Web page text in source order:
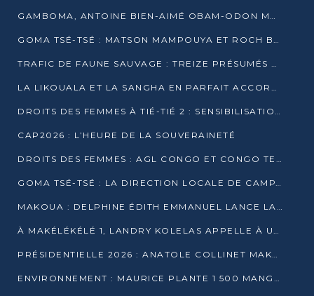
GAMBOMA, ANTOINE BIEN-AIMÉ OBAM-ODON MOBILISE LES 32 148 ÉLECTEURS EN FAVEUR DE DENIS SASSOU NGUESSO
GOMA TSÉ-TSÉ : MATSON MAMPOUYA ET ROCH BREDIN BISSALA NKOUNKOU EN CAMPAGNE DE PROXIMITÉ
TRAFIC DE FAUNE SAUVAGE : TREIZE PRÉSUMÉS TRAFIQUANTS INTERPELLÉS AU CONGO EN 2025
LA LIKOUALA ET LA SANGHA EN PARFAIT ACCORD AVEC LE PROJET DE SOCIÉTÉ DU CANDIDAT DENIS SASSOU-N’GUESSO
DROITS DES FEMMES À TIÉ-TIÉ 2 : SENSIBILISATION ET PÉDAGOGIE SUR LE DROIT DE VOTE
CAP2026 : L’HEURE DE LA SOUVERAINETÉ
DROITS DES FEMMES : AGL CONGO ET CONGO TERMINAL METTENT EN AVANT LE LEADERSHIP FÉMININ
GOMA TSÉ-TSÉ : LA DIRECTION LOCALE DE CAMPAGNE INTENSIFIE LA SENSIBILISATION DANS LES VILLAGES
MAKOUA : DELPHINE ÉDITH EMMANUEL LANCE LA CAMPAGNE POUR DENIS SASSOU-N’GUESSO
À MAKÉLÉKÉLÉ 1, LANDRY KOLELAS APPELLE À UNE MOBILISATION MASSIVE EN FAVEUR DE DENIS SASSOU-N’GUESSO
PRÉSIDENTIELLE 2026 : ANATOLE COLLINET MAKOSSO DÉFEND LE PROJET DE SOCIÉTÉ DE DENIS SASSOU NGUESSO
ENVIRONNEMENT : MAURICE PLANTE 1 500 MANGROVES POUR HONORER WANGARI MAATHAI